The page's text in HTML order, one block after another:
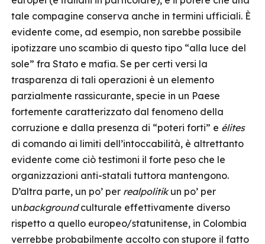
tale compagine conserva anche in termini ufficiali. È
evidente come, ad esempio, non sarebbe possibile
ipotizzare uno scambio di questo tipo “alla luce del
sole” fra Stato e mafia. Se per certi versi la
trasparenza di tali operazioni è un elemento
parzialmente rassicurante, specie in un Paese
fortemente caratterizzato dal fenomeno della
corruzione e dalla presenza di “poteri forti” e élites
di comando ai limiti dell’intoccabilità, è altrettanto
evidente come ciò testimoni il forte peso che le
organizzazioni anti-statali tuttora mantengono.
D’altra parte, un po’ per realpolitikun po’ per
unbackgroundculturale effettivamente diverso
rispetto a quello europeo/statunitense, in Colombia
verrebbe probabilmente accolto con stupore il fatto